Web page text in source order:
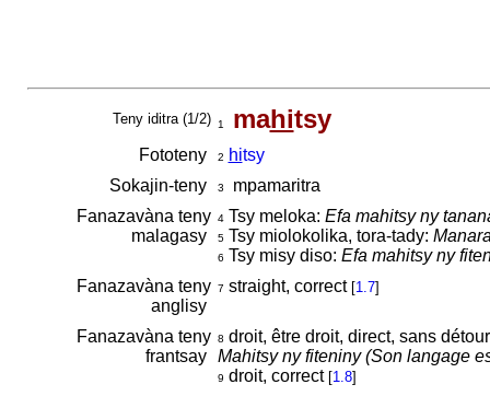
Teny iditra (1/2) 1 mahitsy
Fototeny 2 hitsy
Sokajin-teny
3
mpamaritra
Fanazavàna teny
malagasy
4Tsy meloka: Efa mahitsy ny
5Tsy miolokolika, tora-tady:
6 Tsy misy diso: Efa mahitsy ny
Fanazavàna teny
anglisy
7 straight, correct [1.7]
Fanazavàna teny
frantsay
8 droit, être droit, direct, sans
Mahitsy ny fiteniny (Son langage
9 droit, correct [1.8]